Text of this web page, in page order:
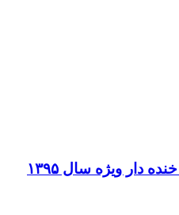
دار ویژه سال ۱۳۹۵